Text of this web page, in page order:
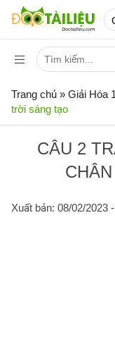
Trang chủ » Giải Hóa
trời sáng tạo
CÂU 2
Xuất bản: 08/02/2023